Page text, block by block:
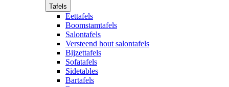
Tafels
Eettafels
Boomstamtafels
Salontafels
Versteend hout salontafels
Bijzettafels
Sofatafels
Sidetables
Bartafels